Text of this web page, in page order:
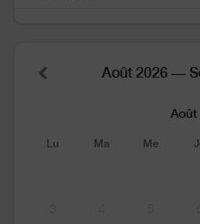
Août 2026 —
Août
Lu Ma Me